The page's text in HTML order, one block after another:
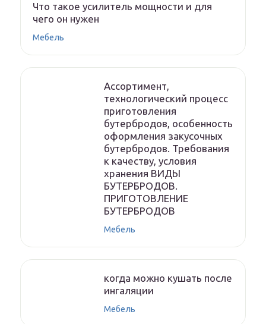
Что такое усилитель мощности и для
чего он нужен
Мебель
Ассортимент,
технологический процесс
приготовления
бутербродов, особенность
оформления закусочных
бутербродов. Требования
к качеству, условия
хранения ВИДЫ
БУТЕРБРОДОВ.
ПРИГОТОВЛЕНИЕ
БУТЕРБРОДОВ
Мебель
когда можно кушать после
ингаляции
Мебель